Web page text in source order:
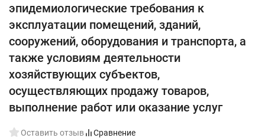
эпидемиологические требования к
эксплуатации помещений, зданий,
сооружений, оборудования и транспорта, а
также условиям деятельности
хозяйствующих субъектов,
осуществляющих продажу товаров,
выполнение работ или оказание услуг
Оставить отзыв Сравнение